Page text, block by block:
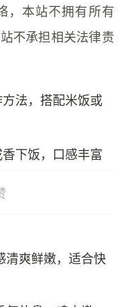
，本站不拥有所有
不承担相关法律责
法，搭配米饭或
下饭，口感丰富
清爽鲜嫩，适合快